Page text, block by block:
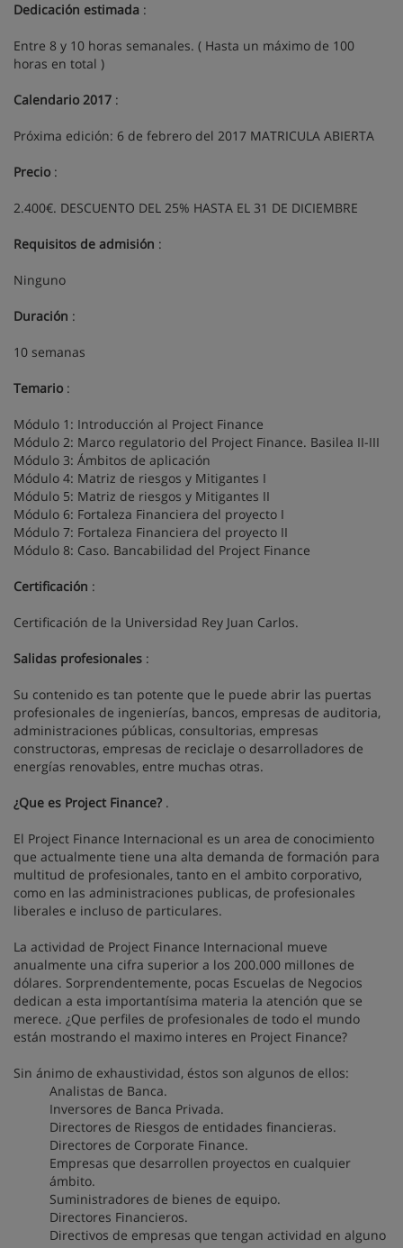
Dedicación estimada :
Entre 8 y 10 horas semanales. ( Hasta un máximo de 100
horas en total )
Calendario 2017 :
Próxima edición: 6 de febrero del 2017 MATRICULA ABIERTA
Precio :
2.400€. DESCUENTO DEL 25% HASTA EL 31 DE DICIEMBRE
Requisitos de admisión :
Ninguno
Duración :
10 semanas
Temario :
Módulo 1: Introducción al Project Finance
Módulo 2: Marco regulatorio del Project Finance. Basilea II-III
Módulo 3: Ámbitos de aplicación
Módulo 4: Matriz de riesgos y Mitigantes I
Módulo 5: Matriz de riesgos y Mitigantes II
Módulo 6: Fortaleza Financiera del proyecto I
Módulo 7: Fortaleza Financiera del proyecto II
Módulo 8: Caso. Bancabilidad del Project Finance
Certificación :
Certificación de la Universidad Rey Juan Carlos.
Salidas profesionales :
Su contenido es tan potente que le puede abrir las puertas
profesionales de ingenierías, bancos, empresas de auditoria,
administraciones públicas, consultorias, empresas
constructoras, empresas de reciclaje o desarrolladores de
energías renovables, entre muchas otras.
¿Que es Project Finance? .
El Project Finance Internacional es un area de conocimiento
que actualmente tiene una alta demanda de formación para
multitud de profesionales, tanto en el ambito corporativo,
como en las administraciones publicas, de profesionales
liberales e incluso de particulares.
La actividad de Project Finance Internacional mueve
anualmente una cifra superior a los 200.000 millones de
dólares. Sorprendentemente, pocas Escuelas de Negocios
dedican a esta importantísima materia la atención que se
merece. ¿Que perfiles de profesionales de todo el mundo
están mostrando el maximo interes en Project Finance?
Sin ánimo de exhaustividad, éstos son algunos de ellos:
Analistas de Banca.
Inversores de Banca Privada.
Directores de Riesgos de entidades financieras.
Directores de Corporate Finance.
Empresas que desarrollen proyectos en cualquier
ámbito.
Suministradores de bienes de equipo.
Directores Financieros.
Directivos de empresas que tengan actividad en alguno